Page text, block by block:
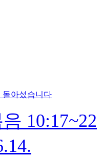
돌아섰습니다
10:17~22